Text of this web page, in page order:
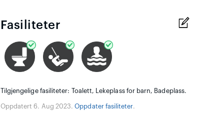
Fasiliteter
Tilgjengelige fasiliteter: Toalett, Lekeplass for barn, Badeplass.
Oppdatert 6. Aug 2023.Oppdater fasiliteter.